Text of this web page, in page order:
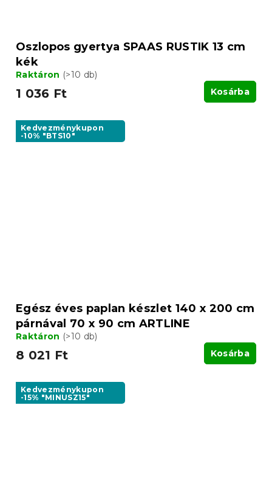
Oszlopos gyertya SPAAS RUSTIK 13 cm
kék
Raktáron (>10 db)
1 036 Ft Kosárba
Kedvezménykupon
-10% "BTS10"
Egész éves paplan készlet 140 x 200 cm
párnával 70 x 90 cm ARTLINE
Raktáron (>10 db)
8 021 Ft Kosárba
Kedvezménykupon
-15% "MINUSZ15"